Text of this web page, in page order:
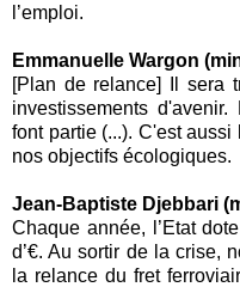
l’emploi.
Emmanuelle Wargon
[Plan de relance] Il sera
investissements
font partie (...). C'est
nos objectifs écologiques.
Jean-Baptiste Djebbari
Chaque année, l’Etat
d’€. Au sortir de la crise,
la relance dufret